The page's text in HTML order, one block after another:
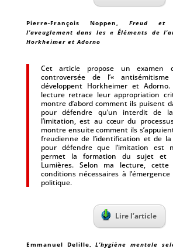
Pierre-François Noppen, Freud et
l’aveuglement dans les « Éléments de
Horkheimer et Adorno
Cet article propose un examen
controversée de l’«
développent Horkheimer et Adorno.
lecture retrace leur appropriation
montre d’abord comment ils puisent
pour défendre qu’un interdit de
l’imitation, est au cœur du
montre ensuite comment ils
freudienne de l’identification et de
pour défendre que l’imitation est
permet la formation du sujet et
Lumières. Selon ma lecture,
conditions nécessaires à
politique.
Lire l’article
Emmanuel Delille,L’hygiène mentale